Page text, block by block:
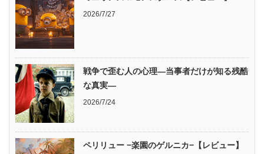
2026/7/27
戦争で歪む人の心理―当事者だけが知る残酷
な真実―
2026/7/24
ペリリュー −楽園のゲルニカ−【レビュー】